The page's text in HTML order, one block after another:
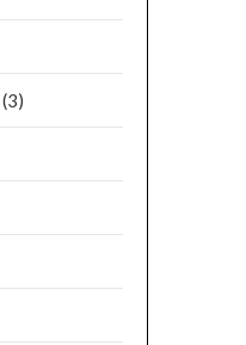
(3)